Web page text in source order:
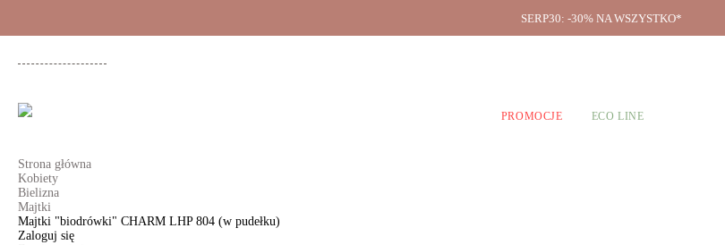
SERP30: -30% NA WSZYSTKO*
PROMOCJE ECO LINE
Strona główna
Kobiety
Bielizna
Majtki
Majtki "biodrówki" CHARM LHP 804 (w pudełku)
Zaloguj się